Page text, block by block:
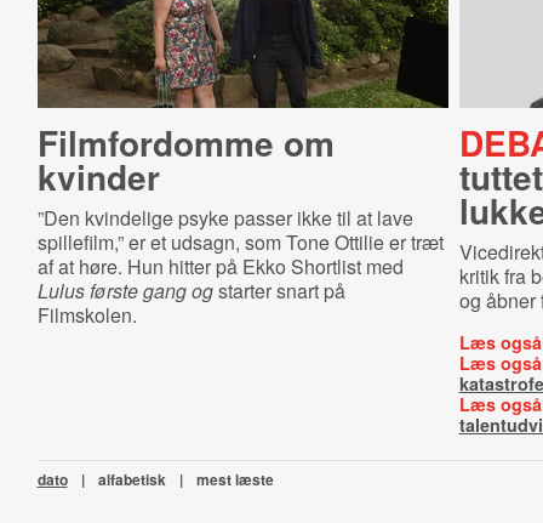
Filmfordomme om
kvinder
”Den kvindelige psyke passer ikke til at lave
spillefilm,” er et udsagn, som Tone Ottilie er træt
af at høre. Hun hitter på Ekko Shortlist med
Lulus første gang ogstarter snart på
Filmskolen.
kritik fra
og åbner
Læs
Læs
katastrofe
Læs
dato | alfabetisk | mest læste